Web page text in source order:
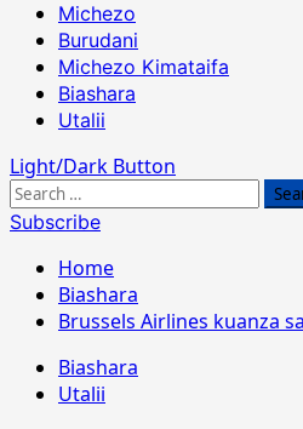
Michezo
Burudani
Michezo Kimataifa
Biashara
Utalii
Light/Dark Button
Search
for:
Subscribe
Home
Biashara
Brussels Airlines kuanza
Biashara
Utalii